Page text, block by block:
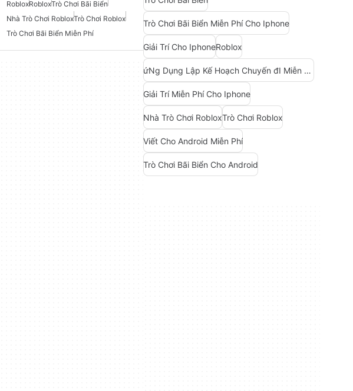
RobloxRobloxTrò Chơi Bãi Biển
Nhà Trò Chơi RobloxTrò Chơi Roblox
Trò Chơi Bãi Biển Miễn Phí
Trò Chơi Bãi Biển Miễn Phí Cho Iphone
Giải Trí Cho IphoneRoblox
ứNg Dụng Lập Kế Hoạch Chuyến đI Miễn Phí Cho Iphone
Giải Trí Miễn Phí Cho Iphone
Nhà Trò Chơi RobloxTrò Chơi Roblox
Viết Cho Android Miễn Phí
Trò Chơi Bãi Biển Cho Android